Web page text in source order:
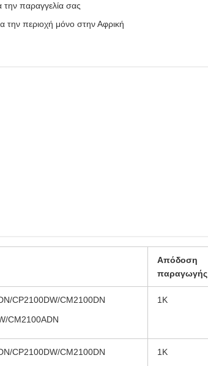
την παραγγελία σας
την περιοχή μόνο στην Αφρική
Απόδοση
παραγωγής
CP2100DW/CM2100DN
CM2100ADN
1Κ
CP2100DW/CM2100DN
1Κ